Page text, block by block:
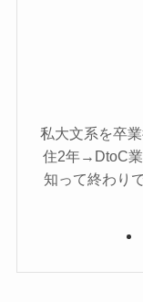
私大文系を卒
住2年→DtoC業
知って終わり